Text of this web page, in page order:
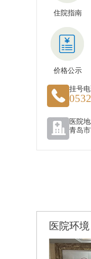
住院指南
价格公示
挂号
医院
青岛
医院环境